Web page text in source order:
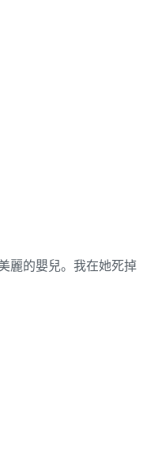
麗的嬰兒。我在她死掉